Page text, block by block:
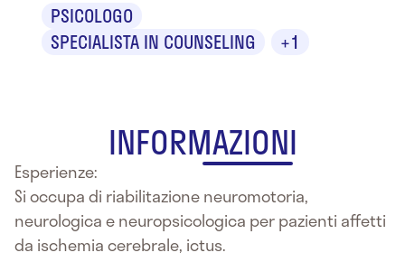
PSICOLOGO
SPECIALISTA IN COUNSELING
+1
INFORMAZIONI
Esperienze:
Si occupa di riabilitazione neuromotoria,
neurologica e neuropsicologica per pazienti affetti
da ischemia cerebrale, ictus.